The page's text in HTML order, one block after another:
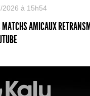
2026 à 15h54
MATCHS AMICAUX